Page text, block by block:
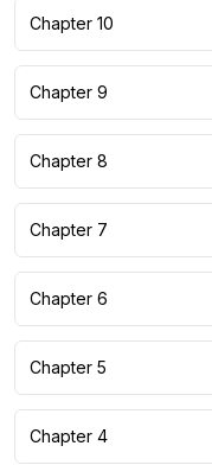
Chapter 10
Chapter 9
Chapter 8
Chapter 7
Chapter 6
Chapter 5
Chapter 4